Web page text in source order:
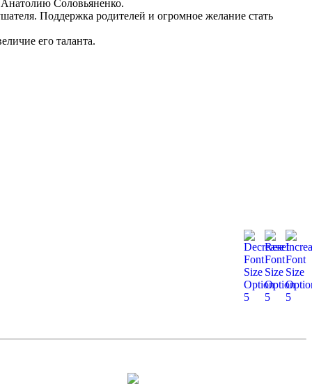
Соловьяненко.
Поддержка родителей и огромное желание стать
его таланта.